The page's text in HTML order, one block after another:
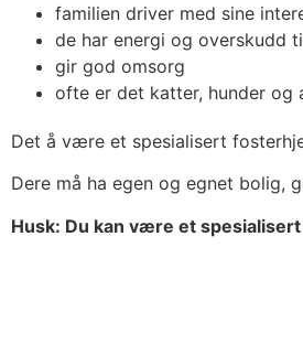
familien driver med sine
de har energi og overskudd
gir god omsorg
ofte er det katter, hunder og
Det å være et spesialisert
Dere må ha egen og egnet bolig,
Husk: Du kan være et